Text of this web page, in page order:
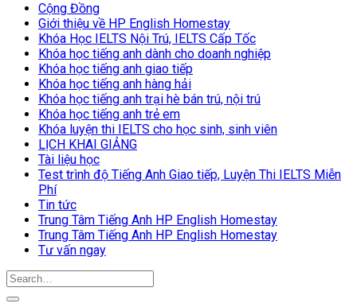
Cộng Đồng
Giới thiệu về HP English Homestay
Khóa Học IELTS Nội Trú, IELTS Cấp Tốc
Khóa học tiếng anh dành cho doanh nghiệp
Khóa học tiếng anh giao tiếp
Khóa học tiếng anh hàng hải
Khóa học tiếng anh trại hè bán trú, nội trú
Khóa học tiếng anh trẻ em
Khóa luyện thi IELTS cho học sinh, sinh viên
LỊCH KHAI GIẢNG
Tài liệu học
Test trình độ Tiếng Anh Giao tiếp, Luyện Thi IELTS Miễn
Phí
Tin tức
Trung Tâm Tiếng Anh HP English Homestay
Trung Tâm Tiếng Anh HP English Homestay
Tư vấn ngay